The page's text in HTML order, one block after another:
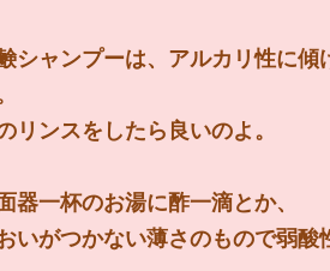
鹸シャンプーは、アルカリ性に傾
リンスをしたら良いのよ。
器一杯のお湯に酢一滴とか、
いがつかない薄さのもので弱酸